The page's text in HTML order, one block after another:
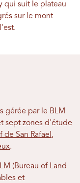
qui suit le plateau
sur le mont
gérée par le BLM
sept zones d'étude
de San Rafael ,
.
(Bureau of Land
et